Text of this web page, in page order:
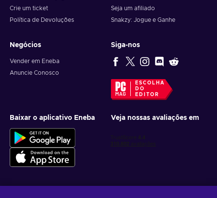
Crie um ticket
Política de Devoluções
Seja um afiliado
Snakzy: Jogue e Ganhe
Negócios
Vender em Eneba
Anuncie Conosco
Siga-nos
ESCOLHA
DO
EDITOR
Baixar o aplicativo Eneba Veja nossas avaliações em